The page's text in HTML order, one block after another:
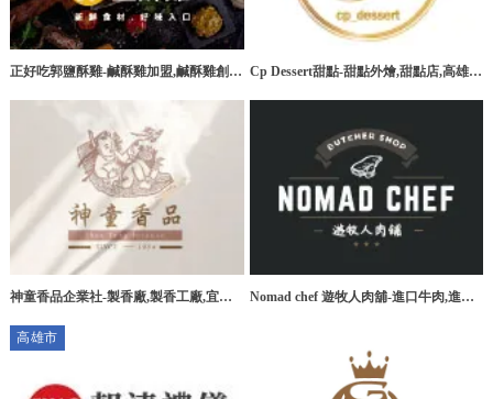
正好吃郭鹽酥雞-鹹酥雞加盟,鹹酥雞創
Cp Dessert甜點-甜點外燴,甜點店,高雄甜
神童香品企業社-製香廠,製香工廠,宜蘭
Nomad chef 遊牧人肉舖-進口牛肉,進口
高雄市